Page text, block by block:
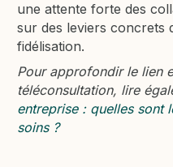
une attente forte des
sur des leviers concrets
fidélisation.
Pour approfondir le lien
téléconsultation, lire
entreprise : quelles sont
soins ?